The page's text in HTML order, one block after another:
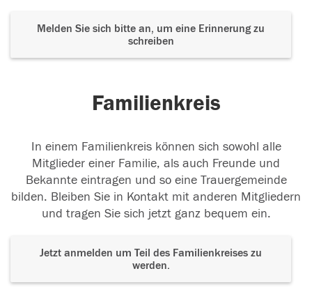
Melden Sie sich bitte an, um eine Erinnerung zu
schreiben
Familienkreis
In einem Familienkreis können sich sowohl alle
Mitglieder einer Familie, als auch Freunde und
Bekannte eintragen und so eine Trauergemeinde
bilden. Bleiben Sie in Kontakt mit anderen Mitgliedern
und tragen Sie sich jetzt ganz bequem ein.
Jetzt anmelden um Teil des Familienkreises zu
werden.